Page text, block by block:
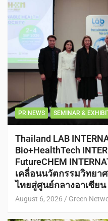
PR NEWS SEMINAR &
Thailand LAB
Bio+HealthTech
FutureCHEM
เคลื่อนนวัตกรรมวิทยา
ไทยสู่ศูนย์กลางอาเซียน
August 6, 2026 Green